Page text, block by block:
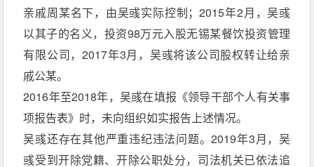
亲戚周某名下，由吴彧实际控制；2015年2月，吴彧
以其子的名义，投资98万元入股无锡某餐饮投资管理
有限公司，2017年3月，吴彧将该公司股权转让给亲
戚公某。
2016年至2018年，吴彧在填报《领导干部个人有关事
项报告表》时，未向组织如实报告上述情况。
吴彧还存在其他严重违纪违法问题。2019年3月，吴
彧受到开除党籍、开除公职处分，司法机关已依法追